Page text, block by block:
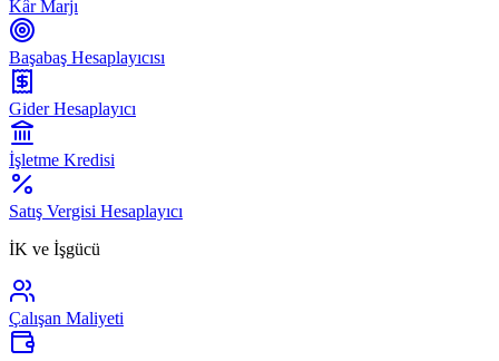
Kâr Marjı
Başabaş Hesaplayıcısı
Gider Hesaplayıcı
İşletme Kredisi
Satış Vergisi Hesaplayıcı
İK ve İşgücü
Çalışan Maliyeti